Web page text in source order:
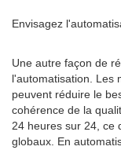
Envisagez
Une autre façon de
l'automatisation. Les
peuvent réduire le
cohérence de la
24 heures sur 24, ce
globaux. En